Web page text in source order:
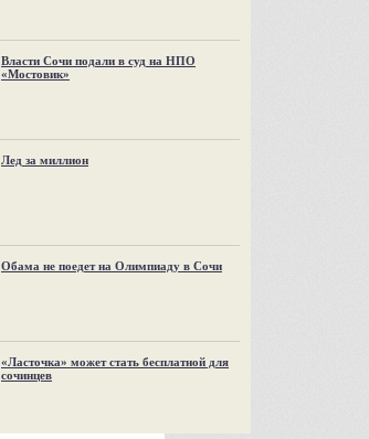
Власти Сочи подали в суд на НПО
«Мостовик»
Лед за миллион
Обама не поедет на Олимпиаду в Сочи
«Ласточка» может стать бесплатной для
сочинцев